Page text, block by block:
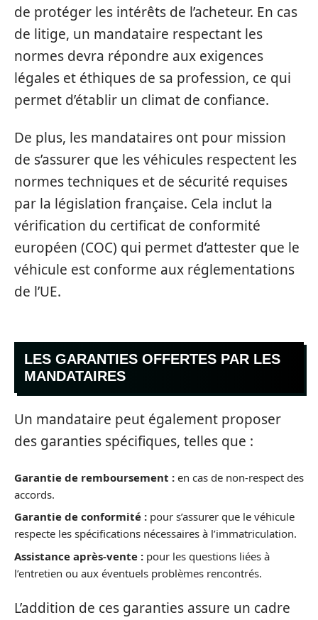
de protéger les intérêts de l’acheteur. En cas
de litige, un mandataire respectant les
normes devra répondre aux exigences
légales et éthiques de sa profession, ce qui
permet d’établir un climat de confiance.
De plus, les mandataires ont pour mission
de s’assurer que les véhicules respectent les
normes techniques et de sécurité requises
par la législation française. Cela inclut la
vérification du certificat de conformité
européen (COC) qui permet d’attester que le
véhicule est conforme aux réglementations
de l’UE.
LES GARANTIES OFFERTES PAR LES
MANDATAIRES
Un mandataire peut également proposer
des garanties spécifiques, telles que :
Garantie de remboursement : en cas de non-respect des
accords.
Garantie de conformité : pour s’assurer que le véhicule
respecte les spécifications nécessaires à l’immatriculation.
Assistance après-vente : pour les questions liées à
l’entretien ou aux éventuels problèmes rencontrés.
L’addition de ces garanties assure un cadre